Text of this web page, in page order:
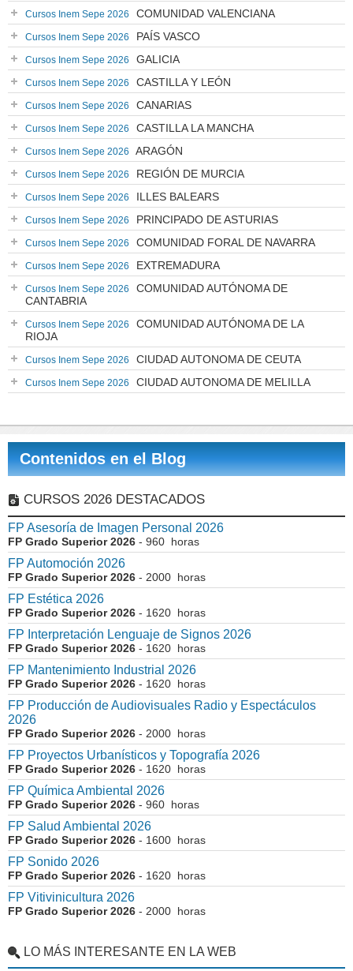
Cursos Inem Sepe 2026 COMUNIDAD VALENCIANA
Cursos Inem Sepe 2026 PAÍS VASCO
Cursos Inem Sepe 2026 GALICIA
Cursos Inem Sepe 2026 CASTILLA Y LEÓN
Cursos Inem Sepe 2026 CANARIAS
Cursos Inem Sepe 2026 CASTILLA LA MANCHA
Cursos Inem Sepe 2026 ARAGÓN
Cursos Inem Sepe 2026 REGIÓN DE MURCIA
Cursos Inem Sepe 2026 ILLES BALEARS
Cursos Inem Sepe 2026 PRINCIPADO DE ASTURIAS
Cursos Inem Sepe 2026 COMUNIDAD FORAL DE NAVARRA
Cursos Inem Sepe 2026 EXTREMADURA
Cursos Inem Sepe 2026
COMUNIDAD AUTÓNOMA DE
CANTABRIA
Cursos Inem Sepe 2026
COMUNIDAD AUTÓNOMA DE LA
RIOJA
Cursos Inem Sepe 2026 CIUDAD AUTONOMA DE CEUTA
Cursos Inem Sepe 2026 CIUDAD AUTONOMA DE MELILLA
Contenidos en el Blog
CURSOS 2026 DESTACADOS
FP Asesoría de Imagen Personal 2026
FP Grado Superior 2026 - 960 horas
FP Automoción 2026
FP Grado Superior 2026 - 2000 horas
FP Estética 2026
FP Grado Superior 2026 - 1620 horas
FP Interpretación Lenguaje de Signos 2026
FP Grado Superior 2026 - 1620 horas
FP Mantenimiento Industrial 2026
FP Grado Superior 2026 - 1620 horas
FP Producción de Audiovisuales Radio y Espectáculos
2026
FP Grado Superior 2026 - 2000 horas
FP Proyectos Urbanísticos y Topografía 2026
FP Grado Superior 2026 - 1620 horas
FP Química Ambiental 2026
FP Grado Superior 2026 - 960 horas
FP Salud Ambiental 2026
FP Grado Superior 2026 - 1600 horas
FP Sonido 2026
FP Grado Superior 2026 - 1620 horas
FP Vitivinicultura 2026
FP Grado Superior 2026 - 2000 horas
LO MÁS INTERESANTE EN LA WEB